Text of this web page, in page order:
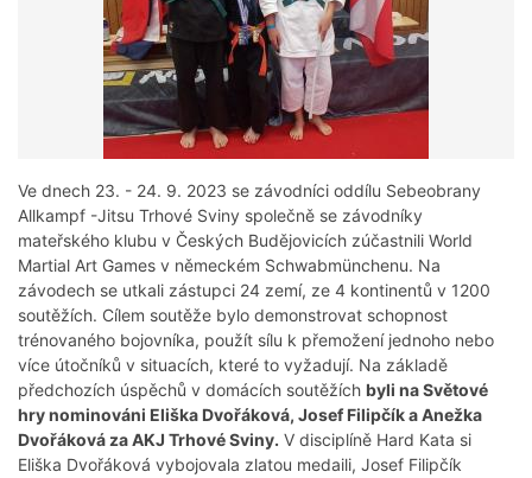
Ve dnech 23. - 24. 9. 2023 se závodníci oddílu Sebeobrany
Allkampf -Jitsu Trhové Sviny společně se závodníky
mateřského klubu v Českých Budějovicích zúčastnili World
Martial Art Games v německém Schwabmünchenu. Na
závodech se utkali zástupci 24 zemí, ze 4 kontinentů v 1200
soutěžích. Cílem soutěže bylo demonstrovat schopnost
trénovaného bojovníka, použít sílu k přemožení jednoho nebo
více útočníků v situacích, které to vyžadují. Na základě
předchozích úspěchů v domácích soutěžích byli na Světové
hry nominováni Eliška Dvořáková, Josef Filipčík a Anežka
Dvořáková za AKJ Trhové Sviny. V disciplíně Hard Kata si
Eliška Dvořáková vybojovala zlatou medaili, Josef Filipčík